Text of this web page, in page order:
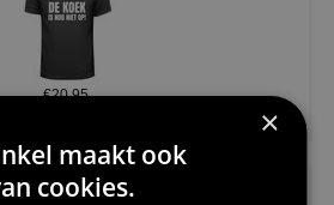
€20,95
×
maakt ook
cookies.